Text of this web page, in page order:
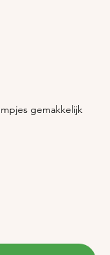
gemakkelijk